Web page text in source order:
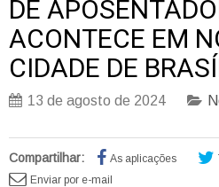
DE
ACONTECE EM
CIDADE DE
13 de agosto de 2024
Compartilhar: As aplicações
Enviar por e-mail